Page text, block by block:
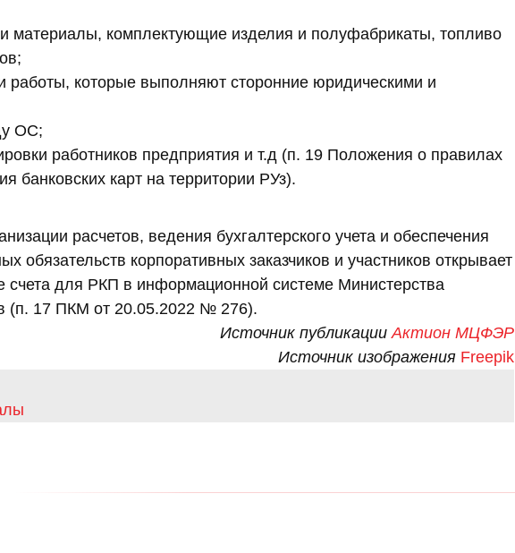
материалы, комплектующие изделия и полуфабрикаты, топливо
работы, которые выполняют сторонние юридическими и
ОС;
работников предприятия и т.д (п. 19 Положения о правилах
банковских карт на территории РУз).
расчетов, ведения бухгалтерского учета и обеспечения
обязательств корпоративных заказчиков и участников открывает
счета для РКП в информационной системе Министерства
(п. 17 ПКМ от 20.05.2022 № 276).
Источник публикацииАктион МЦФЭР
Источник изображения Freepik